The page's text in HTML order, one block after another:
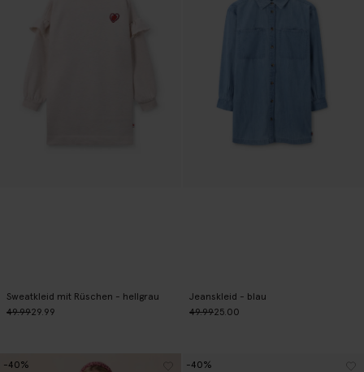
Sweatkleid mit Rüschen - hellgrau
49.9929.99
Jeanskleid - blau
49.9925.00
-40% -40%